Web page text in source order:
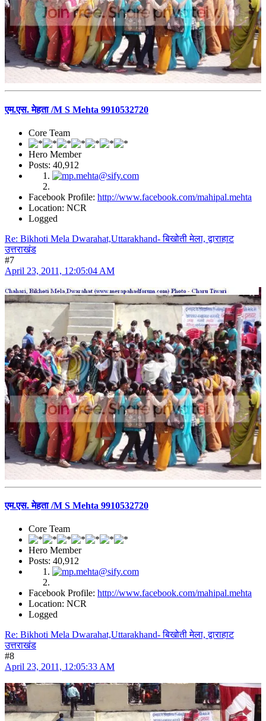
एम.एस. मेहता /M S Mehta 9910532720
Core Team
Hero Member
Posts: 40,912
Facebook Profile: http://www.facebook.com/mahipal.mehta
Location: NCR
Logged
Re: Bikhoti Mela Dwarahat,Uttarakhand- बिखोती मेला, द्वाराहाट
उत्तराखंड
#7
April 23, 2011, 12:05:04 AM
एम.एस. मेहता /M S Mehta 9910532720
Core Team
Hero Member
Posts: 40,912
Facebook Profile: http://www.facebook.com/mahipal.mehta
Location: NCR
Logged
Re: Bikhoti Mela Dwarahat,Uttarakhand- बिखोती मेला, द्वाराहाट
उत्तराखंड
#8
April 23, 2011, 12:05:33 AM